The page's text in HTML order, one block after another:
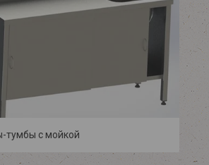
тумбы c мойкой